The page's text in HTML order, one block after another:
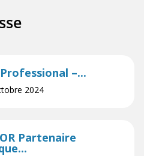
–...
2024
Partenaire